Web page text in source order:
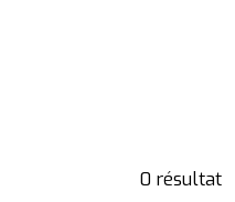
0 résultat